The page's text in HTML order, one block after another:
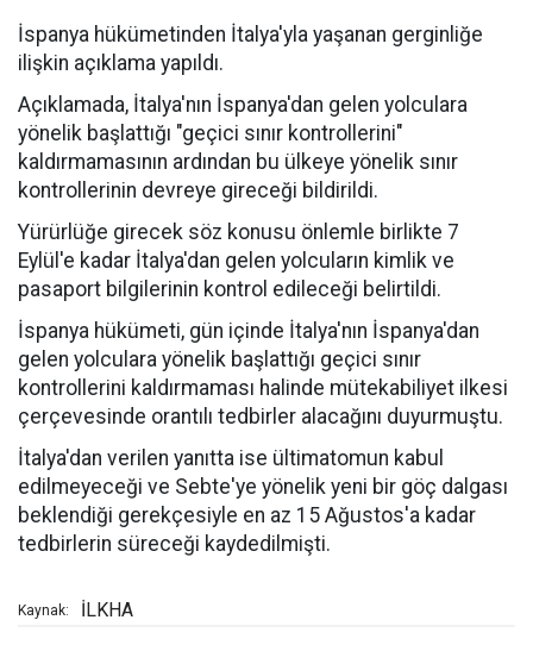
İspanya hükümetinden İtalya'yla yaşanan gerginliğe
ilişkin açıklama yapıldı.
Açıklamada, İtalya'nın İspanya'dan gelen yolculara
yönelik başlattığı "geçici sınır kontrollerini"
kaldırmamasının ardından bu ülkeye yönelik sınır
kontrollerinin devreye gireceği bildirildi.
Yürürlüğe girecek söz konusu önlemle birlikte 7
Eylül'e kadar İtalya'dan gelen yolcuların kimlik ve
pasaport bilgilerinin kontrol edileceği belirtildi.
İspanya hükümeti, gün içinde İtalya'nın İspanya'dan
gelen yolculara yönelik başlattığı geçici sınır
kontrollerini kaldırmaması halinde mütekabiliyet ilkesi
çerçevesinde orantılı tedbirler alacağını duyurmuştu.
İtalya'dan verilen yanıtta ise ültimatomun kabul
edilmeyeceği ve Sebte'ye yönelik yeni bir göç dalgası
beklendiği gerekçesiyle en az 15 Ağustos'a kadar
tedbirlerin süreceği kaydedilmişti.
Kaynak: İLKHA